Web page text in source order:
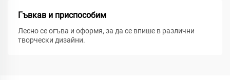
Гъвкав и приспособим
Лесно се огъва и оформя, за да се впише в различни
творчески дизайни.